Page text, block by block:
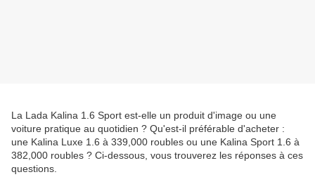
La Lada Kalina 1.6 Sport est-elle un produit d'image ou une
voiture pratique au quotidien ? Qu'est-il préférable d'acheter :
une Kalina Luxe 1.6 à 339,000 roubles ou une Kalina Sport 1.6 à
382,000 roubles ? Ci-dessous, vous trouverez les réponses à ces
questions.